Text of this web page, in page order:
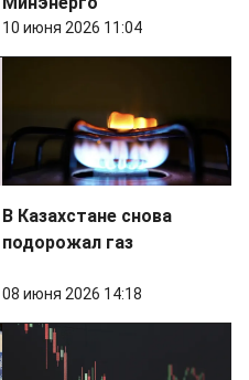
10 июня 2026 11:04
В Казахстане снова
подорожал газ
08 июня 2026 14:18